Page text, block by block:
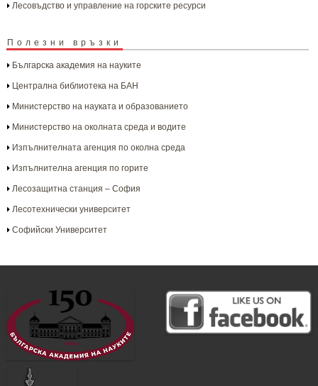
Лесовъдство и управление на горските ресурси
Полезни връзки
Българска aкадемия на науките
Централна библиотека на БАН
Министерство на науката и образованието
Министерство на околната среда и водите
Изпълнителната агенция по околна среда
Изпълнителна агенция по горите
Лесозащитна станция – София
Лесотехнически университет
Софийски Университет